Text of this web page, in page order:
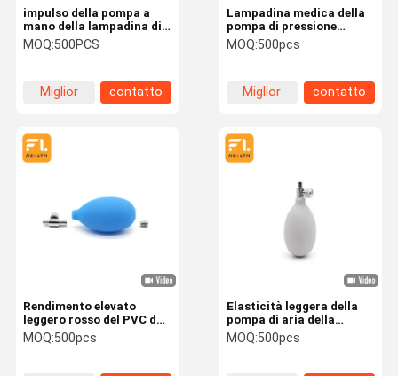
impulso della pompa a
mano della lampadina di
BP della lampadina di
sphygmomenometer del
lampadina di 95mm
MOQ:500PCS
Miglior
contatto
Lampadina medica della
pompa di pressione
sanguigna di inflazione,
chiare parti dello
MOQ:500pcs
Miglior
contatto
Rendimento elevato
leggero rosso del PVC del
grado medico del
ventilatore della polvere
MOQ:500pcs
Elasticità leggera della
pompa di aria della
lampadina della mano del
PVC del grado medico
MOQ:500pcs